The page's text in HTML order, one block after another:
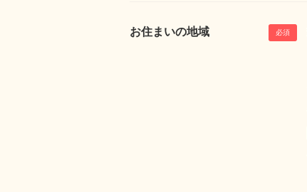
お住まいの地域